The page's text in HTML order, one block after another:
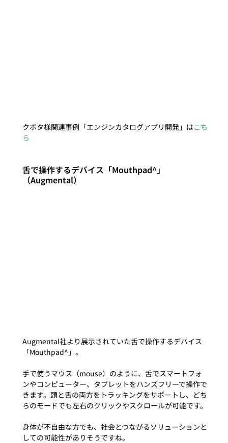
クボタ様関連事例「エンジンカタログアプリ開発」はこち
ら
舌で操作するデバイス「Mouthpad^」
（Augmental）
Augmental社より展示されていた舌で操作するデバイス
「Mouthpad^」。
手で使うマウス（mouse）のように、舌でスマートフォ
ンやコンピューター、タブレットをハンズフリーで操作で
きます。頭と舌の両方をトラッキングをサポートし、どち
らのモードでも左右のクリックやスクロールが可能です。
身体が不自由な方でも、社会とつながるソリューションと
しての可能性がありそうですね。